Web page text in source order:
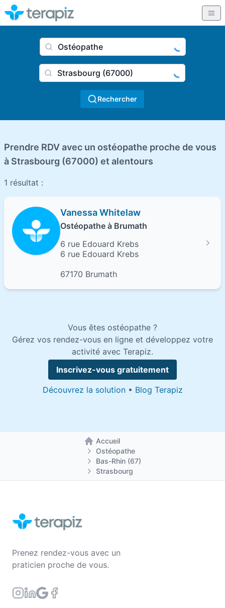
Ville
Rechercher
Prendre RDV avec un ostéopathe proche de vous
à Strasbourg (67000) et alentours
1 résultat :
Vanessa Whitelaw
Ostéopathe à Brumath
6 rue Edouard Krebs
6 rue Edouard Krebs
67170 Brumath
Vous êtes ostéopathe ?
Gérez vos rendez-vous en ligne et développez votre
activité avec Terapiz.
Inscrivez-vous gratuitement
Découvrez la solution• Blog Terapiz
Accueil
Retour à la page d'accueil
Ostéopathe
Bas-Rhin (67)
Strasbourg
Prenez rendez-vous avec un
praticien proche de vous.